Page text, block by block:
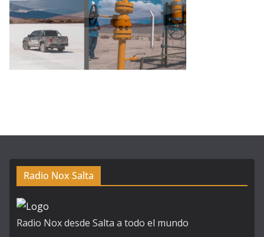
Radio Nox Salta
Radio Nox desde Salta a todo el mundo